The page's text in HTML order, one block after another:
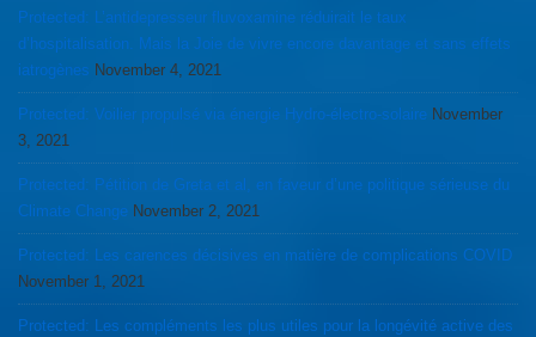
Protected: L’antidepresseur fluvoxamine réduirait le taux
d’hospitalisation. Mais la Joie de vivre encore davantage et sans effets
iatrogènes November 4, 2021
Protected: Voilier propulsé via énergie Hydro-électro-solaire November
3, 2021
Protected: Pétition de Greta et al, en faveur d’une politique sérieuse du
Climate Change November 2, 2021
Protected: Les carences décisives en matière de complications COVID
November 1, 2021
Protected: Les compléments les plus utiles pour la longévité active des